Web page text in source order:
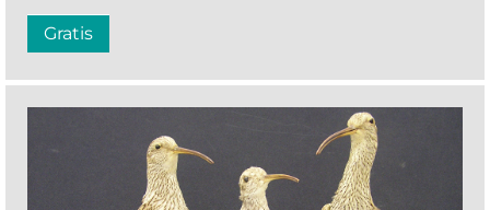
Gratis